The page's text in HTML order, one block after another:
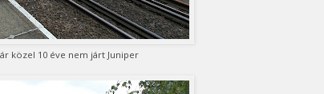
közel 10 éve nem járt Juniper